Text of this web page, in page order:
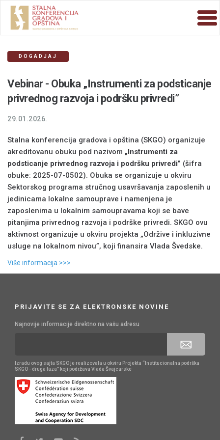
DOGADJAJ
Vebinar - Obuka „Instrumenti za podsticanje
privrednog razvoja i podršku privredi”
29.01.2026.
Stalna konferencija gradova i opština (SKGO) organizuje
akreditovanu obuku pod nazivom „Instrumenti za
podsticanje privrednog razvoja i podršku privredi” (šifra
obuke: 2025-07-0502). Obuka se organizuje u okviru
Sektorskog programa stručnog usavršavanja zaposlenih u
jedinicama lokalne samouprave i namenjena je
zaposlenima u lokalnim samoupravama koji se bave
pitanjima privrednog razvoja i podrške privredi. SKGO ovu
aktivnost organizuje u okviru projekta „Održive i inkluzivne
usluge na lokalnom nivou”, koji finansira Vlada Švedske.
Više informacija >>>
PRIJAVITE SE ZA ELEKTRONSKE NOVINE
Najnovije informacije direktno na vašu adresu
Izradu ovog sajta SKGO je realizovala u okviru Projekta “Institucionalna podrška
SKGO - druga faza” koji podržava Vlada Švajcarske